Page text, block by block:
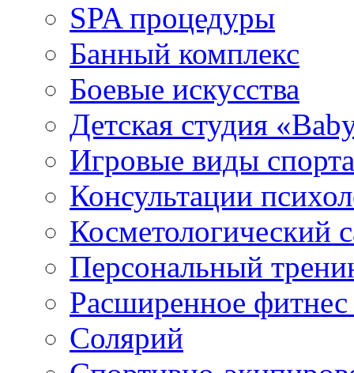
SPA процедуры
Банный комплекс
Боевые искусства
Детская студия
Игровые виды спорта
Консультации
Косметологический
Персональный
Расширенное фитнес
Солярий